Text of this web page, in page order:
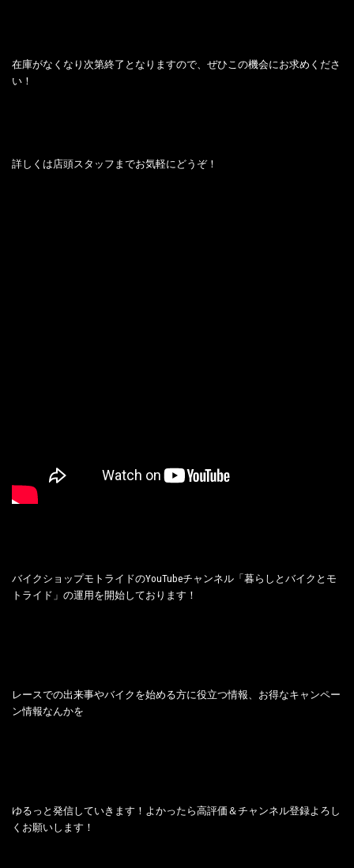
在庫がなくなり次第終了となりますので、ぜひこの機会にお求めくださ
い！
詳しくは店頭スタッフまでお気軽にどうぞ！
バイクショップモトライドのYouTubeチャンネル「暮らしとバイクとモ
トライド」の運用を開始しております！
レースでの出来事やバイクを始める方に役立つ情報、お得なキャンペー
ン情報なんかを
ゆるっと発信していきます！よかったら高評価＆チャンネル登録よろし
くお願いします！